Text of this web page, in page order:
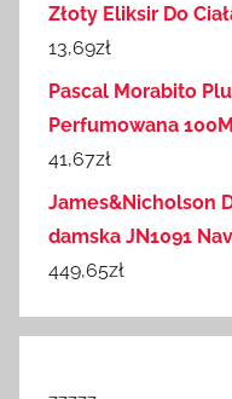
Złoty Eliksir Do
13,69zł
Pascal Morabito
Perfumowana
41,67zł
James&Nicholson
damska JN1091
449,65zł